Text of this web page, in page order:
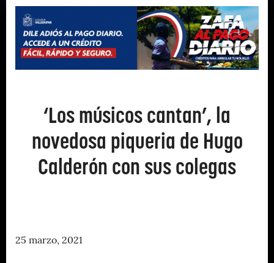
‘Los músicos cantan’, la
novedosa piqueria de Hugo
Calderón con sus colegas
25 marzo, 2021